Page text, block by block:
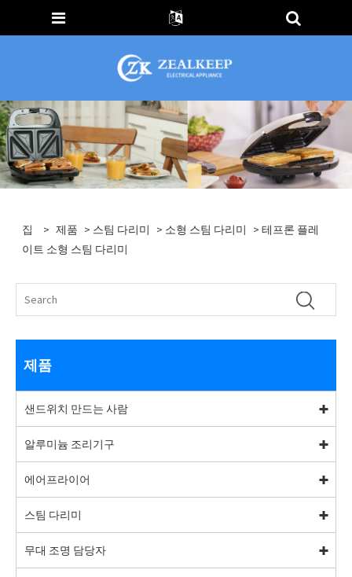
집 > 제품 > 스팀 다리미 > 소형 스팀 다리미
> 테프론 플레
이트 소형 스팀 다리미
제품
샌드위치 만드는 사람
알루미늄 조리기구
에어프라이어
스팀 다리미
무대 조명 담당자